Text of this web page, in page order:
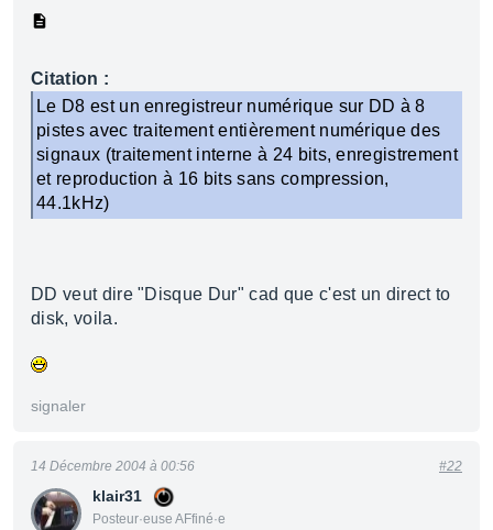
Citation :
Le D8 est un enregistreur numérique sur DD à 8
pistes avec traitement entièrement numérique des
signaux (traitement interne à 24 bits, enregistrement
et reproduction à 16 bits sans compression,
44.1kHz)
DD veut dire "Disque Dur" cad que c'est un direct to
disk, voila.
signaler
klair31
Posteur·euse AFfiné·e
14 Décembre 2004 à 00:56 #22